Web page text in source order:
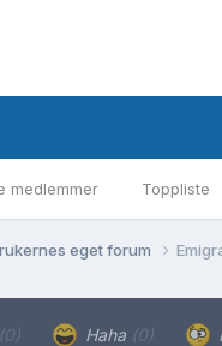
medlemmer Toppliste
eget forum
(0) Haha (0)